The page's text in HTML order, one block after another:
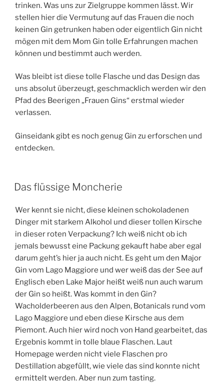
trinken. Was uns zur Zielgruppe kommen lässt. Wir
stellen hier die Vermutung auf das Frauen die noch
keinen Gin getrunken haben oder eigentlich Gin nicht
mögen mit dem Mom Gin tolle Erfahrungen machen
können und bestimmt auch werden.
Was bleibt ist diese tolle Flasche und das Design das
uns absolut überzeugt, geschmacklich werden wir den
Pfad des Beerigen „Frauen Gins“ erstmal wieder
verlassen.
Ginseidank gibt es noch genug Gin zu erforschen und
entdecken.
Das flüssige Moncherie
Wer kennt sie nicht, diese kleinen schokoladenen
Dinger mit starkem Alkohol und dieser tollen Kirsche
in dieser roten Verpackung? Ich weiß nicht ob ich
jemals bewusst eine Packung gekauft habe aber egal
darum geht’s hier ja auch nicht. Es geht um den Major
Gin vom Lago Maggiore und wer weiß das der See auf
Englisch eben Lake Major heißt weiß nun auch warum
der Gin so heißt. Was kommt in den Gin?
Wacholderbeeren aus den Alpen, Botanicals rund vom
Lago Maggiore und eben diese Kirsche aus dem
Piemont. Auch hier wird noch von Hand gearbeitet, das
Ergebnis kommt in tolle blaue Flaschen. Laut
Homepage werden nicht viele Flaschen pro
Destillation abgefüllt, wie viele das sind konnte nicht
ermittelt werden. Aber nun zum tasting.